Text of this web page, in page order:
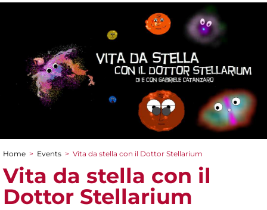
You are here
Home > Events > Vita da stella con il Dottor Stellarium
Vita da stella con il
Dottor Stellarium